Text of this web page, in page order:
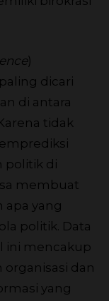
)
dicari
di antara
tidak
politik di
membuat
apa yang
politik. Data
ini mencakup
dan
yang